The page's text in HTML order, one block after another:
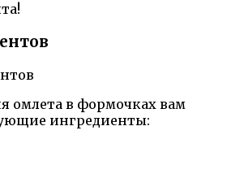
омлета в формочках вам
ингредиенты: